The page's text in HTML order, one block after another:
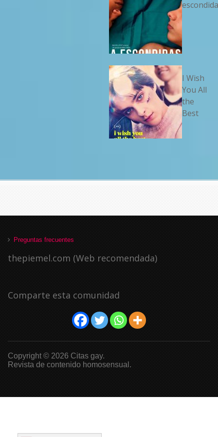
I Wish
You All
the
Best
Preguntas frecuentes
thepiemel.com (Web recomendada)
Comparte esta comunidad
Copyright © 2026 Citas gay.
Revista de contenido homosensual.